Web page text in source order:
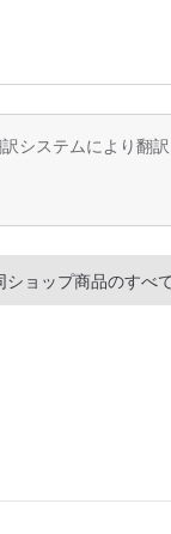
システムにより翻
ショップ商品のすべ